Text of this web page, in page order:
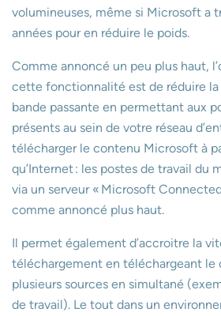
volumineuses, même si Microsoft a
années pour en réduire le poids.
Comme annoncé un peu plus haut,
cette fonctionnalité est de réduire
bande passante en permettant aux
présents au sein de votre réseau
télécharger le contenu Microsoft à
qu’Internet : les postes de travail du
via un serveur « Microsoft
comme annoncé plus haut.
Il permet également d’accroitre la
téléchargement en téléchargeant le
plusieurs sources en simultané
de travail). Le tout dans un